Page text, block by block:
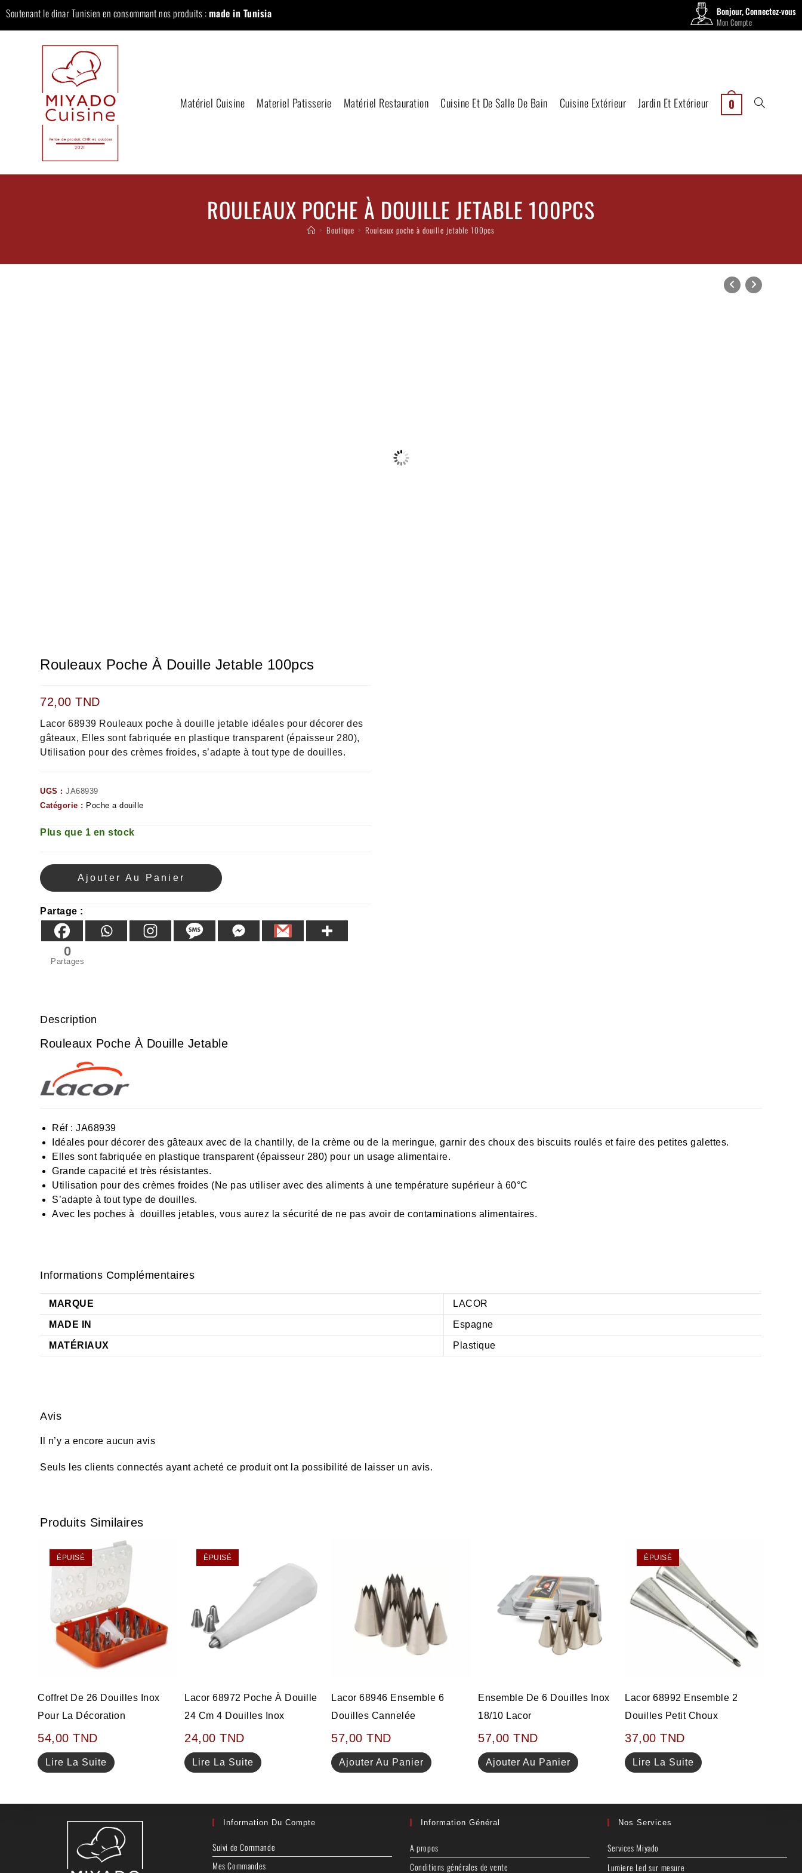
Soutenant le dinar Tunisien en consommant nos produits :made in Tunisia Bonjour, Connectez-vous
Mon Compte
Matériel Cuisine Materiel Patisserie Matériel Restauration Cuisine Et De Salle De Bain Cuisine Extérieur Jardin Et Extérieur 0
ROULEAUX POCHE À DOUILLE JETABLE 100PCS
> Boutique > Rouleaux poche à douille jetable 100pcs
Rouleaux Poche À Douille Jetable 100pcs
72,00TND
Lacor 68939 Rouleaux poche à douille jetable idéales pour décorer des
gâteaux, Elles sont fabriquée en plastique transparent (épaisseur 280),
Utilisation pour des crèmes froides, s’adapte à tout type de douilles.
UGS :JA68939
Catégorie : Poche a douille
Plus que 1 en stock
Ajouter Au Panier
Partage :
0
Partages
Description
Rouleaux Poche À Douille Jetable
Réf :JA68939
Idéales pour décorer des gâteaux avec de la chantilly, de la crème ou de la meringue, garnir des choux des biscuits roulés et faire des petites galettes.
Elles sont fabriquée en plastique transparent (épaisseur 280) pour un usage alimentaire.
Grande capacité et très résistantes.
Utilisation pour des crèmes froides (Ne pas utiliser avec des aliments à une température supérieur à 60°C
S’adapte à tout type de douilles.
Avec les poches à douilles jetables, vous aurez la sécurité de ne pas avoir de contaminations alimentaires.
Informations Complémentaires
MARQUE LACOR
MADE IN Espagne
MATÉRIAUX Plastique
Avis
Il n’y a encore aucun avis
Seuls les clients connectés ayant acheté ce produit ont la possibilité de laisser un avis.
Produits Similaires
ÉPUISÉ
Coffret De 26 Douilles Inox
Pour La Décoration
54,00TND
Lire La Suite
ÉPUISÉ
Lacor 68972 Poche À Douille
24 Cm 4 Douilles Inox
24,00TND
Lire La Suite
Lacor 68946 Ensemble 6
Douilles Cannelée
57,00TND
Ajouter Au Panier
Ensemble De 6 Douilles Inox
18/10 Lacor
57,00TND
Ajouter Au Panier
ÉPUISÉ
Lacor 68992 Ensemble 2
Douilles Petit Choux
37,00TND
Lire La Suite
Information Du Compte
Suivi de Commande
Mes Commandes
Information Général
A propos
Conditions générales de vente
Nos Services
Services Miyado
Lumiere Led sur mesure